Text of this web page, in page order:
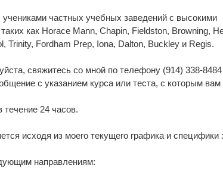
частных учебных заведений с высокими
как Horace Mann, Chapin, Fieldston, Browning,
Trinity, Fordham Prep, Iona, Dalton, Buckley и Regis.
свяжитесь со мной по телефону (914) 338-
с указанием курса или теста, с которым
24 часов.
исходя из моего текущего графика и специфики
направлениям: